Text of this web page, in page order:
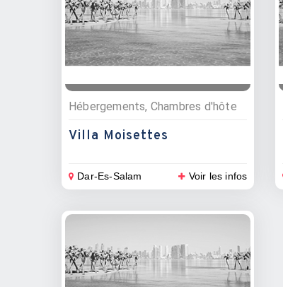
Hébergements, Chambres d'hôte
Villa Moisettes
Dar-Es-Salam Voir les infos